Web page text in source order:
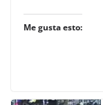
Me gusta esto: